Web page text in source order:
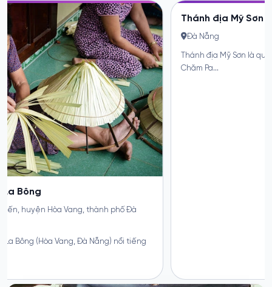
Điểm chạm bản sắc
Thánh địa Mỹ Sơn
Đà Nẵng
Thánh địa Mỹ Sơn là quần thể di sản mang kiến trúc của người
Chăm Pa...